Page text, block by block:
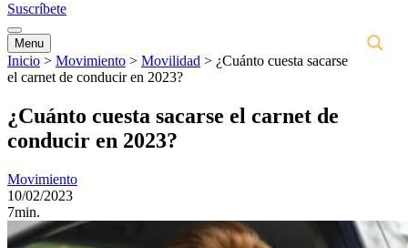
Suscríbete
Menu
Inicio > Movimiento > Movilidad > ¿Cuánto cuesta sacarse
el carnet de conducir en 2023?
¿Cuánto cuesta sacarse el carnet de
conducir en 2023?
Movimiento
10/02/2023
7min.